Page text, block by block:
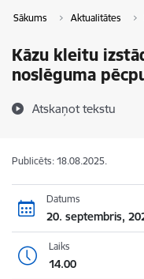
Sākums Aktualitātes
Kāzu kleitu
noslēguma
Atskaņot tekstu
Publicēts: 18.08.2025.
Datums
20. septembris,
Laiks
14.00